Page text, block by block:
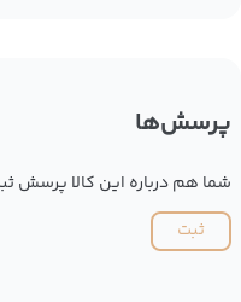
پرسش‌ها
شما هم درباره این کالا پرسش
ثبت